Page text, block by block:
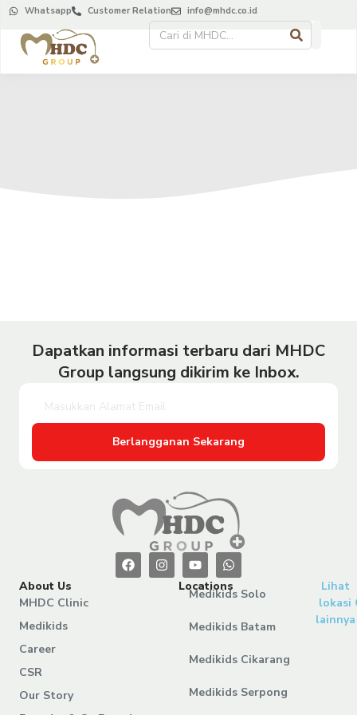
Whatsapp Customer Relation info@mhdc.co.id
Dapatkan informasi terbaru dari MHDC
Group langsung dikirim ke Inbox.
Berlangganan Sekarang
About Us
MHDC Clinic
Medikids
Career
CSR
Our Story
Locations
Medikids Solo
Medikids Batam
Medikids Cikarang
Medikids Serpong
Lihat
lokasi
lainnya